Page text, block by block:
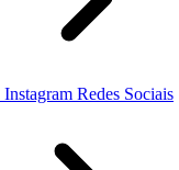
Instagram Redes Sociais